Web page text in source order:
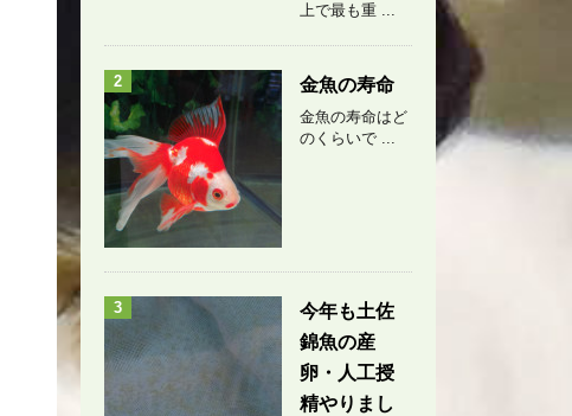
上で最も重 ...
2 金魚の寿命
金魚の寿命はど
のくらいで ...
3
今年も土佐
錦魚の産
卵・人工授
精やりまし